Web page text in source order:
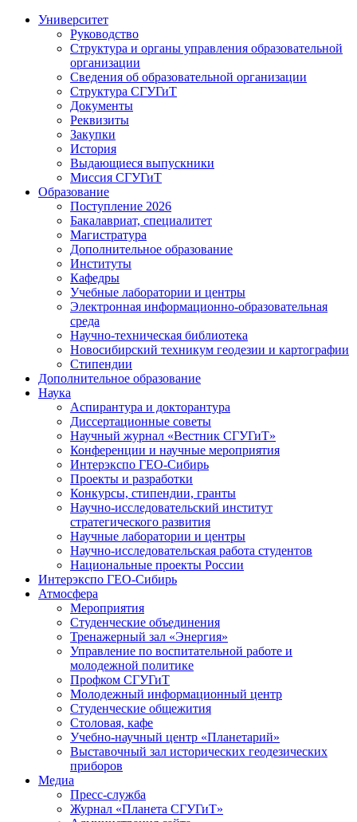
Университет
Руководство
Структура и органы управления образовательной
организации
Сведения об образовательной организации
Структура СГУГиТ
Документы
Реквизиты
Закупки
История
Выдающиеся выпускники
Миссия СГУГиТ
Образование
Поступление 2026
Бакалавриат, специалитет
Магистратура
Дополнительное образование
Институты
Кафедры
Учебные лаборатории и центры
Электронная информационно-образовательная
среда
Научно-техническая библиотека
Новосибирский техникум геодезии и картографии
Стипендии
Дополнительное образование
Наука
Аспирантура и докторантура
Диссертационные советы
Научный журнал «Вестник СГУГиТ»
Конференции и научные мероприятия
Интерэкспо ГЕО-Сибирь
Проекты и разработки
Конкурсы, стипендии, гранты
Научно-исследовательский институт
стратегического развития
Научные лаборатории и центры
Научно-исследовательская работа студентов
Национальные проекты России
Интерэкспо ГЕО-Сибирь
Атмосфера
Мероприятия
Студенческие объединения
Тренажерный зал «Энергия»
Управление по воспитательной работе и
молодежной политике
Профком СГУГиТ
Молодежный информационный центр
Студенческие общежития
Столовая, кафе
Учебно-научный центр «Планетарий»
Выставочный зал исторических геодезических
приборов
Медиа
Пресс-служба
Журнал «Планета СГУГиТ»